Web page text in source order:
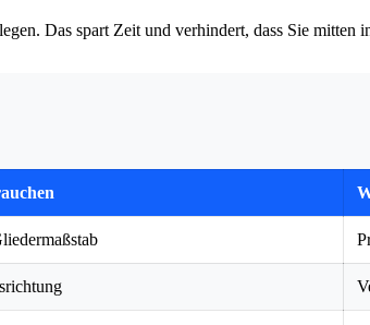
Das spart Zeit und verhindert, dass Sie mitten